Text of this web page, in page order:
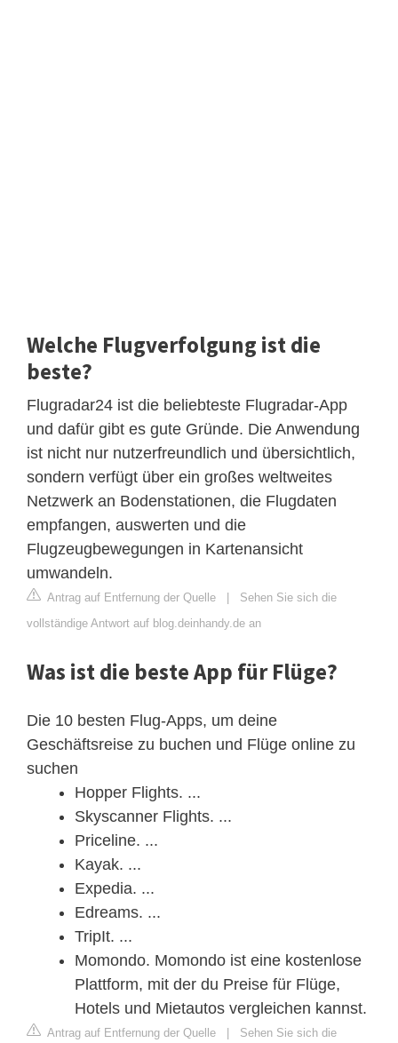
Welche Flugverfolgung ist die
beste?
Flugradar24 ist die beliebteste Flugradar-App
und dafür gibt es gute Gründe. Die Anwendung
ist nicht nur nutzerfreundlich und übersichtlich,
sondern verfügt über ein großes weltweites
Netzwerk an Bodenstationen, die Flugdaten
empfangen, auswerten und die
Flugzeugbewegungen in Kartenansicht
umwandeln.
Antrag auf Entfernung der Quelle | Sehen Sie sich die
vollständige Antwort auf blog.deinhandy.de an
Was ist die beste App für Flüge?
Die 10 besten Flug-Apps, um deine
Geschäftsreise zu buchen und Flüge online zu
suchen
Hopper Flights. ...
Skyscanner Flights. ...
Priceline. ...
Kayak. ...
Expedia. ...
Edreams. ...
TripIt. ...
Momondo. Momondo ist eine kostenlose
Plattform, mit der du Preise für Flüge,
Hotels und Mietautos vergleichen kannst.
Antrag auf Entfernung der Quelle | Sehen Sie sich die